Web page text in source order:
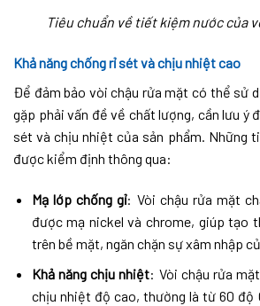
Tiêu chuẩn về tiết kiệm nước của
Khả năng chống rỉ sét và chịu nhiệt cao
Để đảm bảo vòi chậu rửa mặt có thể sử
gặp phải vấn đề về chất lượng, cần lưu ý
sét và chịu nhiệt của sản phẩm. Những
được kiểm định thông qua:
Mạ lớp chống gỉ: Vòi chậu rửa mặt
được mạ nickel và chrome, giúp tạo
trên bề mặt, ngăn chặn sự xâm nhập
Khả năng chịu nhiệt: Vòi chậu rửa
chịu nhiệt độ cao, thường là từ 60 độ